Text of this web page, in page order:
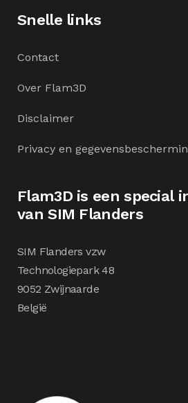
Snelle links
Contact
Over Flam3D
Disclaimer
Privacy en
Flam3D is een special
van SIM Flanders
SIM Flanders vzw
Technologiepark 48
9052 Zwijnaarde
België